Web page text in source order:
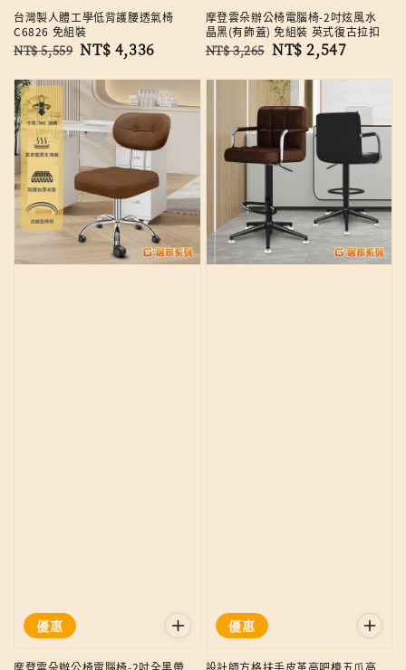
台灣製人體工學低背護腰透氣椅
C6826 免組裝
Regular
NT$ 5,559 Sale
NT$ 4,336
摩登雲朵辦公椅電腦椅-2吋炫風水
晶黑(有飾蓋) 免組裝 英式復古拉扣
Regular
NT$ 3,265 Sale
NT$ 2,547
優惠 優惠